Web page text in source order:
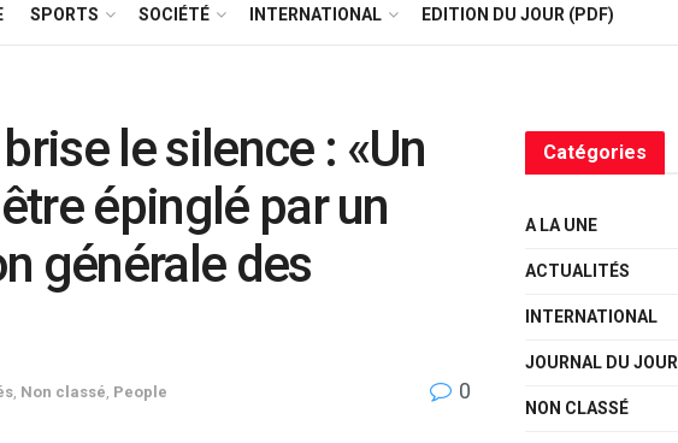
SPORTS SOCIÉTÉ INTERNATIONAL EDITION DU JOUR (PDF)
le silence : «Un
épinglé par un
générale des
Non classé People 0
Catégories
A LA UNE
ACTUALITÉS
INTERNATIONAL
JOURNAL DU JOUR
NON CLASSÉ